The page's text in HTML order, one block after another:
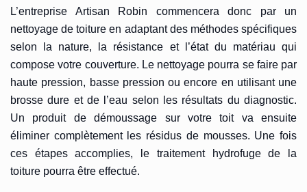
L’entreprise Artisan Robin commencera donc par un
nettoyage de toiture en adaptant des méthodes spécifiques
selon la nature, la résistance et l’état du matériau qui
compose votre couverture. Le nettoyage pourra se faire par
haute pression, basse pression ou encore en utilisant une
brosse dure et de l’eau selon les résultats du diagnostic.
Un produit de démoussage sur votre toit va ensuite
éliminer complètement les résidus de mousses. Une fois
ces étapes accomplies, le traitement hydrofuge de la
toiture pourra être effectué.